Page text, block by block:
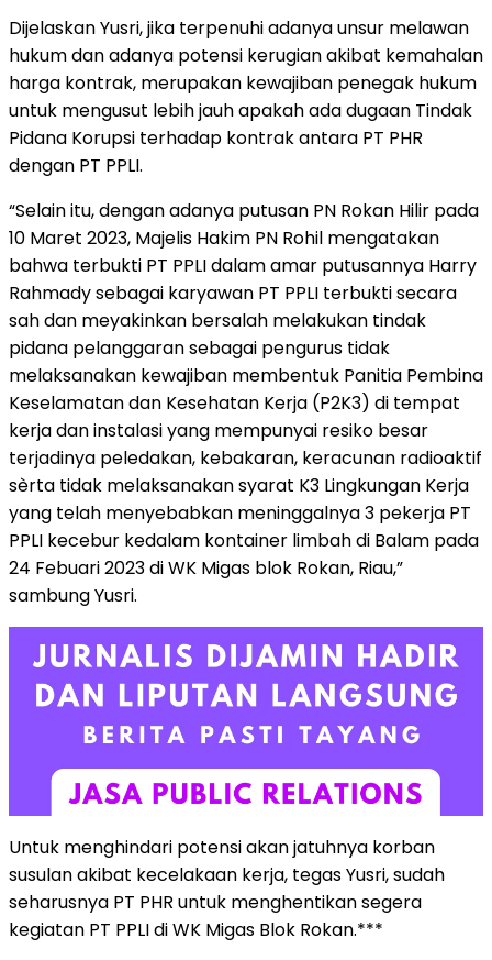
Dijelaskan Yusri, jika terpenuhi adanya unsur melawan
hukum dan adanya potensi kerugian akibat kemahalan
harga kontrak, merupakan kewajiban penegak hukum
untuk mengusut lebih jauh apakah ada dugaan Tindak
Pidana Korupsi terhadap kontrak antara PT PHR
dengan PT PPLI.
“Selain itu, dengan adanya putusan PN Rokan Hilir pada
10 Maret 2023, Majelis Hakim PN Rohil mengatakan
bahwa terbukti PT PPLI dalam amar putusannya Harry
Rahmady sebagai karyawan PT PPLI terbukti secara
sah dan meyakinkan bersalah melakukan tindak
pidana pelanggaran sebagai pengurus tidak
melaksanakan kewajiban membentuk Panitia Pembina
Keselamatan dan Kesehatan Kerja (P2K3) di tempat
kerja dan instalasi yang mempunyai resiko besar
terjadinya peledakan, kebakaran, keracunan radioaktif
sèrta tidak melaksanakan syarat K3 Lingkungan Kerja
yang telah menyebabkan meninggalnya 3 pekerja PT
PPLI kecebur kedalam kontainer limbah di Balam pada
24 Febuari 2023 di WK Migas blok Rokan, Riau,”
sambung Yusri.
Untuk menghindari potensi akan jatuhnya korban
susulan akibat kecelakaan kerja, tegas Yusri, sudah
seharusnya PT PHR untuk menghentikan segera
kegiatan PT PPLI di WK Migas Blok Rokan.***